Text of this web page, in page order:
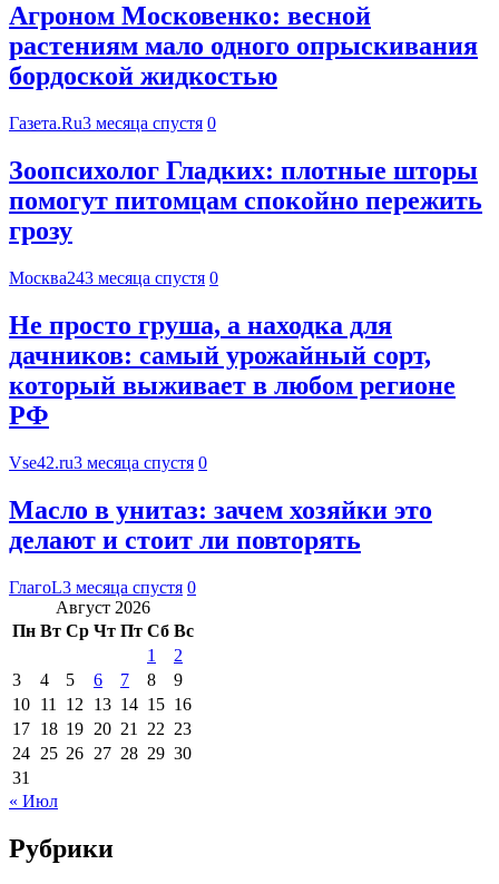
Агроном Московенко: весной
растениям мало одного опрыскивания
бордоской жидкостью
Газета.Ru3 месяца спустя 0
Зоопсихолог Гладких: плотные шторы
помогут питомцам спокойно пережить
грозу
Москва243 месяца спустя 0
Не просто груша, а находка для
дачников: самый урожайный сорт,
который выживает в любом регионе
РФ
Vse42.ru3 месяца спустя 0
Масло в унитаз: зачем хозяйки это
делают и стоит ли повторять
ГлагоL3 месяца спустя 0
Август 2026
Пн Вт Ср Чт Пт Сб Вс
1
2
3
4 5 6 7 8
9
10 11 12 13 14 15 16
17 18 19 20 21 22 23
24 25 26 27 28 29 30
31
« Июл
Рубрики